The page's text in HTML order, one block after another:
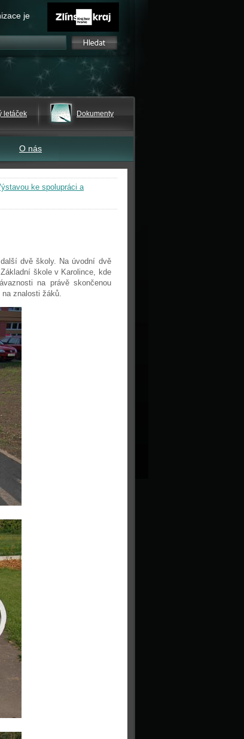
je
letáček Dokumenty
O nás
ke spolupráci a
dvě školy. Na úvodní dvě
škole v Karolince, kde
na právě skončenou
znalosti žáků.